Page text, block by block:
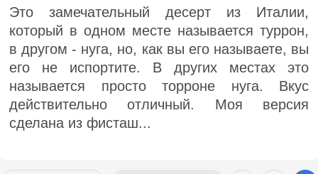
Это замечательный десерт из Италии,
который в одном месте называется туррон,
в другом - нуга, но, как вы его называете, вы
его не испортите. В других местах это
называется просто торроне нуга. Вкус
действительно отличный. Моя версия
сделана из фисташ...